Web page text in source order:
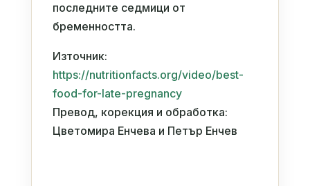
последните седмици от
бременността.
Източник:
https://nutritionfacts.org/video/best-
food-for-late-pregnancy
Превод, корекция и обработка:
Цветомира Енчева и Петър Енчев